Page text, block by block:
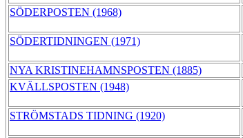
SÖDERPOSTEN (1968)
SÖDERTIDNINGEN (1971)
NYA KRISTINEHAMNSPOSTEN (1885)
KVÄLLSPOSTEN (1948)
STRÖMSTADS TIDNING (1920)